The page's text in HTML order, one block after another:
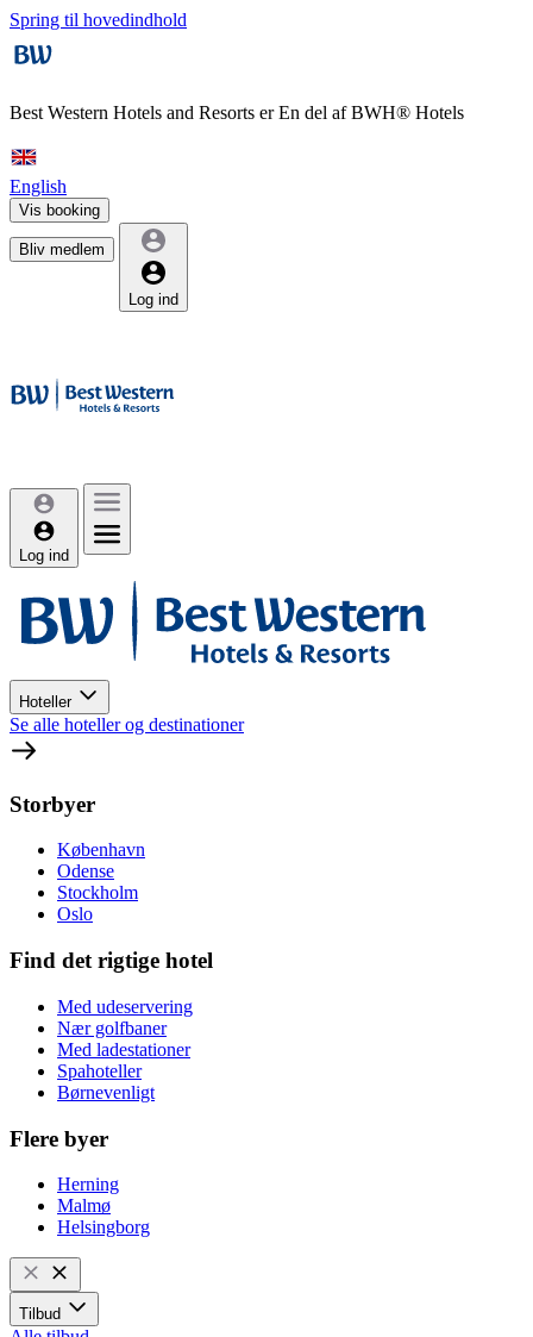
Spring til hovedindhold
Best Western Hotels and Resorts erEn del af BWH® Hotels
English
Vis booking
Bliv medlem
Log ind
Log ind
Hoteller
Se alle hoteller og destinationer
Storbyer
København
Odense
Stockholm
Oslo
Find det rigtige hotel
Med udeservering
Nær golfbaner
Med ladestationer
Spahoteller
Børnevenligt
Flere byer
Herning
Malmø
Helsingborg
Tilbud